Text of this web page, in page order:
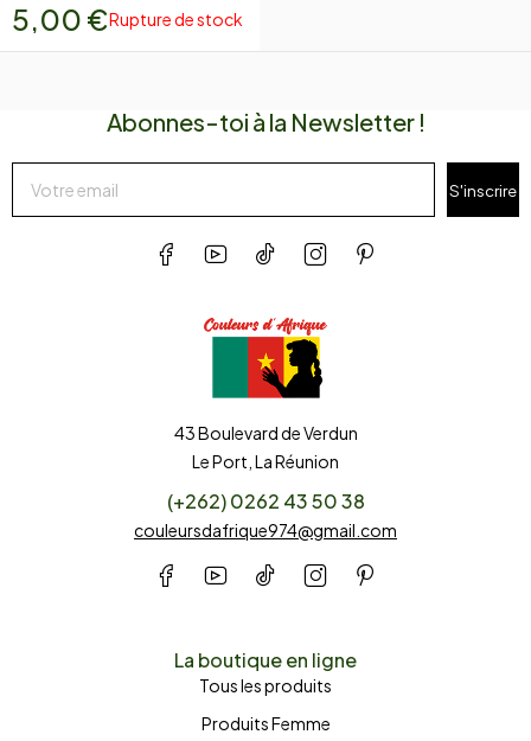
5,00 €Rupture de stock
43 Boulevard de Verdun
Le Port, La Réunion
(+262) 0262 43 50 38
couleursdafrique974@gmail.com
La boutique en ligne
Tous les produits
Produits Femme
Abonnes-toi à la Newsletter !
S'inscrire